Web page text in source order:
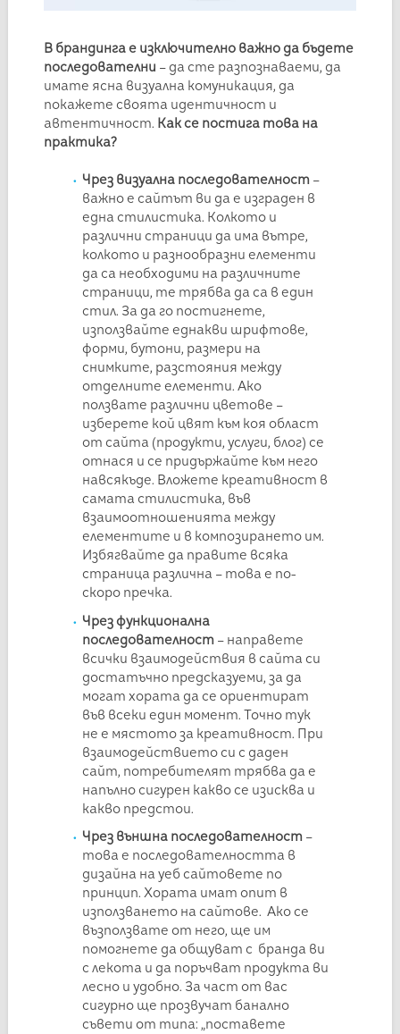
В брандинга е изключително важно да бъдете
последователни – да сте разпознаваеми, да
имате ясна визуална комуникация, да
покажете своята идентичност и
автентичност. Как се постига това на
практика?
Чрез визуална последователност–
важно е сайтът ви да е изграден в
една стилистика. Колкото и
различни страници да има вътре,
колкото и разнообразни елементи
да са необходими на различните
страници, те трябва да са в един
стил. За да го постигнете,
използвайте еднакви шрифтове,
форми, бутони, размери на
снимките, разстояния между
отделните елементи. Ако
ползвате различни цветове –
изберете кой цвят към коя област
от сайта (продукти, услуги, блог) се
отнася и се придържайте към него
навсякъде. Вложете креативност в
самата стилистика, във
взаимоотношенията между
елементите и в композирането им.
Избягвайте да правите всяка
страница различна – това е по-
скоро пречка.
Чрез функционална
последователност– направете
всички взаимодействия в сайта си
достатъчно предсказуеми, за да
могат хората да се ориентират
във всеки един момент. Точно тук
не е мястото за креативност. При
взаимодействието си с даден
сайт, потребителят трябва да е
напълно сигурен какво се изисква и
какво предстои.
Чрез външна последователност–
това е последователността в
дизайна на уеб сайтовете по
принцип. Хората имат опит в
използването на сайтове. Ако се
възползвате от него, ще им
помогнете да общуват с бранда ви
с лекота и да поръчват продукта ви
лесно и удобно. За част от вас
сигурно ще прозвучат банално
съвети от типа: „поставете